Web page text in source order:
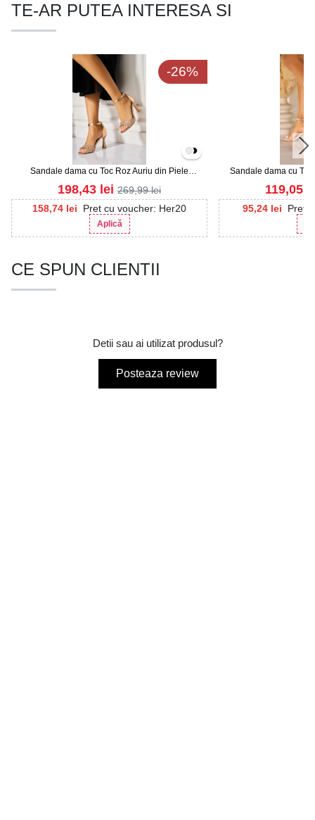
TE-AR PUTEA INTERESA SI
-26%
Sandale dama cu Toc Roz Auriu din Piele
Ecologica Amelia
158,74 lei Pret cu voucher: Her20
Aplică
198,43 lei 269,99lei
Sandale dama cu
95,24 lei Pret
119,05
CE SPUN CLIENTII
Detii sau ai utilizat produsul?
Posteaza review